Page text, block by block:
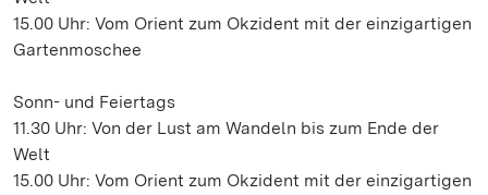
15.00 Uhr: Vom Orient zum Okzident mit der einzigartigen
Gartenmoschee
Sonn- und Feiertags
11.30 Uhr: Von der Lust am Wandeln bis zum Ende der
Welt
15.00 Uhr: Vom Orient zum Okzident mit der einzigartigen